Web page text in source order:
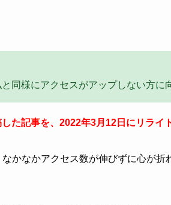
同様にアクセスがアップしない方に
た記事を、2022年3月12日にリライ
かなかアクセス数が伸びずに心が